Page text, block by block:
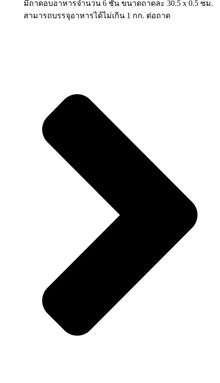
มีถาดอบอาหารจำนวน 6 ชั้น ขนาดถาดละ 30.5 x 0.5 ซม.
สามารถบรรจุอาหารได้ไม่เกิน 1 กก. ต่อถาด